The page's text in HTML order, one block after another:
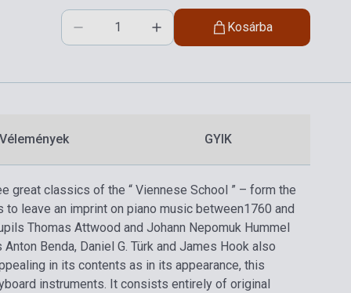
Kosárba
Vélemények GYIK
great classics of the “ Viennese School ” – form the
to leave an imprint on piano music between1760 and
Thomas Attwood and Johann Nepomuk Hummel
Benda, Daniel G. Türk and James Hook also
in its contents as in its appearance, this
instruments. It consists entirely of original